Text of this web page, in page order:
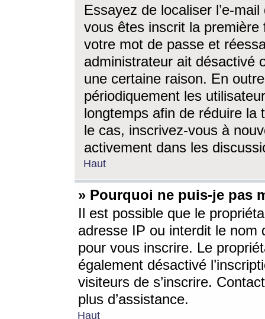
Essayez de localiser l’e-
vous êtes inscrit la première
votre mot de passe et
administrateur ait désactivé
une certaine raison. En
périodiquement les
longtemps afin de réduire la
le cas, inscrivez-vous à
activement dans les
Haut
» Pourquoi ne puis-je pas
Il est possible que le
adresse IP ou interdit le nom
pour vous inscrire. Le
également désactivé
visiteurs de s’inscrire.
plus d’assistance.
Haut